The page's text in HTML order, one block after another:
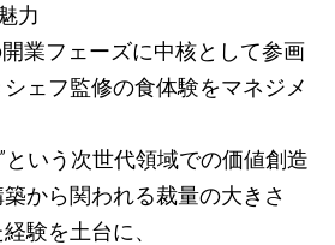
力
業フェーズに中核として参画
ェフ監修の食体験をマネジメ
という次世代領域での価値創造
から関われる裁量の大きさ
験を土台に、